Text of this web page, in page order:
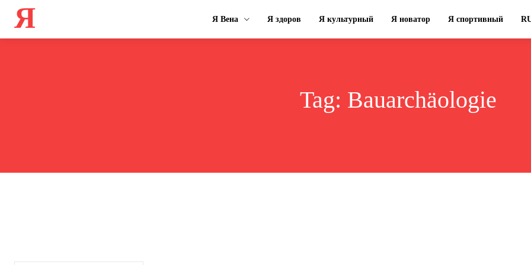
Я Я Вена Я здоров Я культурный Я новатор Я спортивный
Tag: Bauarchäologie